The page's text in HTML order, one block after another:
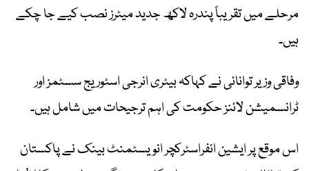
مرحلے میں تقریباً پندرہ لاکھ جدید میٹرز نصب کیے جا چکے
ہیں۔
وفاقی وزیر توانائی نے کہاکہ بیٹری انرجی اسٹوریج سسٹمز اور
ٹرانسمیشن لائنز حکومت کی اہم ترجیحات میں شامل ہیں۔
اس موقع پر ایشین انفراسٹرکچر انویسٹمنٹ بینک نے پاکستان